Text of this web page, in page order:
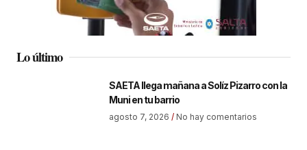
Lo último
SAETA llega mañana a Solíz Pizarro con la
Muni en tu barrio
agosto 7, 2026 No hay comentarios